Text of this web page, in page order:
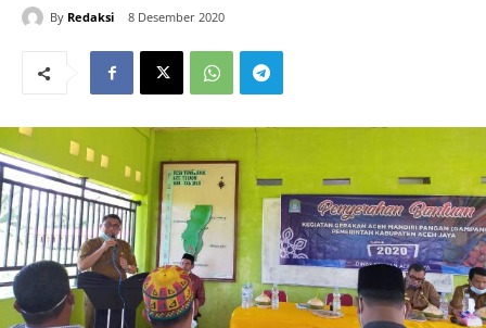
By Redaksi 8 Desember 2020